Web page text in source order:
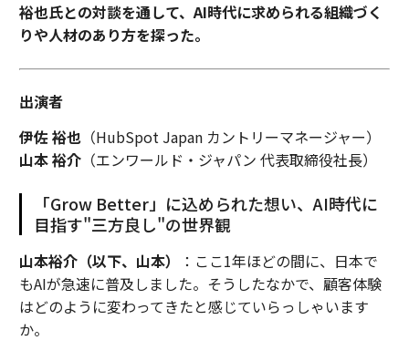
裕也氏との対談を通して、AI時代に求められる組織づく
りや人材のあり方を探った。
出演者
伊佐 裕也（HubSpot Japan カントリーマネージャー）
山本 裕介（エンワールド・ジャパン 代表取締役社長）
「Grow Better」に込められた想い、AI時代に
目指す"三方良し"の世界観
山本裕介（以下、山本）
：ここ1年ほどの間に、日本で
もAIが急速に普及しました。そうしたなかで、顧客体験
はどのように変わってきたと感じていらっしゃいます
か。